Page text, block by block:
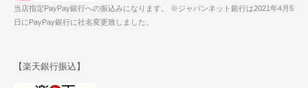
当店指定PayPay銀行への振込みになります。 ※ジャパンネット銀行は2021年4月5
日にPayPay銀行に社名変更致しました。
【楽天銀行振込】